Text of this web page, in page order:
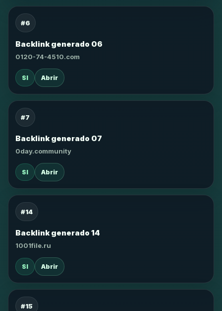
#6
Backlink generado 06
0120-74-4510.com
SI Abrir
#7
Backlink generado 07
0day.community
SI Abrir
#14
Backlink generado 14
1001file.ru
SI Abrir
#15